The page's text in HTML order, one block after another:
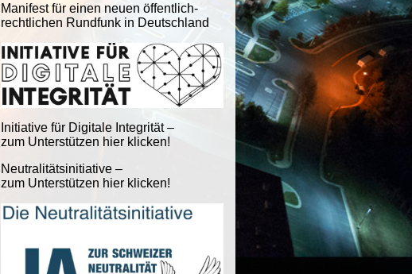
Manifest für einen neuen öffentlich-
rechtlichen Rundfunk in Deutschland
Initiative für Digitale Integrität –
zum Unterstützen hier klicken!
Neutralitätsinitiative –
zum Unterstützen hier klicken!